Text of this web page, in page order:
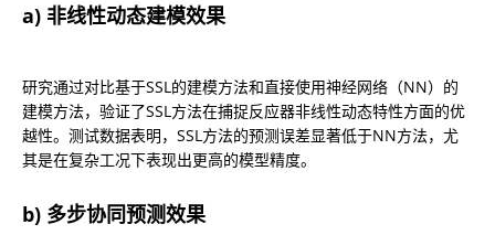
a) 非线性动态建模效果
研究通过对比基于SSL的建模方法和直接使用神经网络（NN）的
建模方法，验证了SSL方法在捕捉反应器非线性动态特性方面的优
越性。测试数据表明，SSL方法的预测误差显著低于NN方法，尤
其是在复杂工况下表现出更高的模型精度。
b) 多步协同预测效果